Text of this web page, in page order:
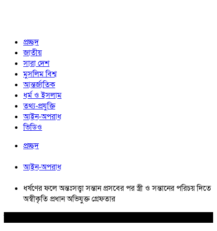
প্রচ্ছদ
জাতীয়
সারা দেশ
মুসলিম বিশ্ব
আন্তর্জাতিক
ধর্ম ও ইসলাম
তথ্য-প্রযুক্তি
আইন-অপরাধ
ভিডিও
প্রচ্ছদ
আইন-অপরাধ
ধর্ষণের ফলে অন্তঃসত্ত্বা সন্তান প্রসবের পর স্ত্রী ও সন্তানের পরিচয় দিতে
অস্বীকৃতি প্রধান অভিযুক্ত গ্রেফতার